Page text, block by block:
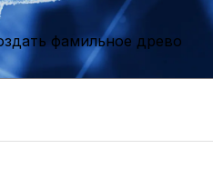
фамильное древо